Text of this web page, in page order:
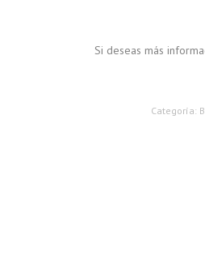
Si deseas más
Categoría: